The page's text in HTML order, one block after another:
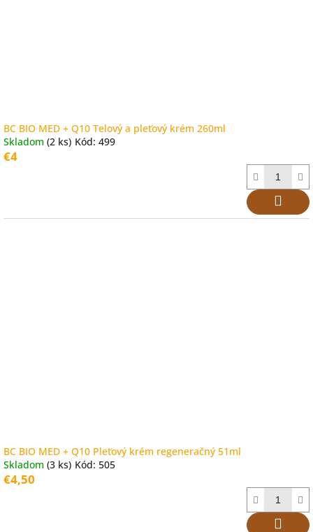
BC BIO MED + Q10 Telový a pleťový krém 260ml
Skladom (2 ks) Kód: 499
€4
BC BIO MED + Q10 Pleťový krém regeneračný 51ml
Skladom (3 ks) Kód: 505
€4,50